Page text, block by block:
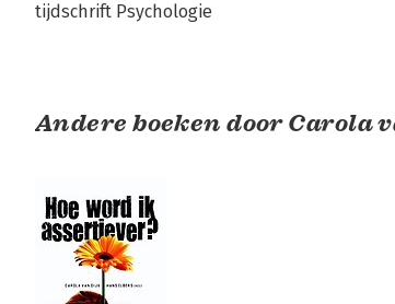
tijdschrift Psychologie
Andere boeken door Carola